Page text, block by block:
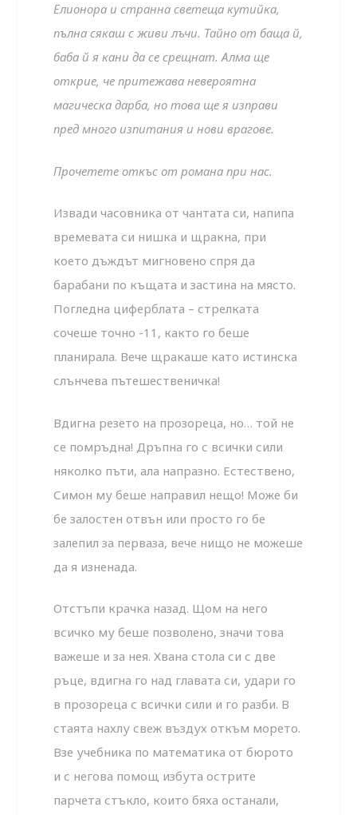
Елионора и странна светеща кутийка,
пълна сякаш с живи лъчи. Тайно от баща й,
баба й я кани да се срещнат. Алма ще
открие, че притежава невероятна
магическа дарба, но това ще я изправи
пред много изпитания и нови врагове.
Прочетете откъс от романа при нас.
Извади часовника от чантата си, напипа
времевата си нишка и щракна, при
което дъждът мигновено спря да
барабани по къщата и застина на място.
Погледна циферблата – стрелката
сочеше точно -11, както го беше
планирала. Вече щракаше като истинска
слънчева пътешественичка!
Вдигна резето на прозореца, но… той не
се помръдна! Дръпна го с всички сили
няколко пъти, ала напразно. Естествено,
Симон му беше направил нещо! Може би
бе залостен отвън или просто го бе
залепил за перваза, вече нищо не можеше
да я изненада.
Отстъпи крачка назад. Щом на него
всичко му беше позволено, значи това
важеше и за нея. Хвана стола си с две
ръце, вдигна го над главата си, удари го
в прозореца с всички сили и го разби. В
стаята нахлу свеж въздух откъм морето.
Взе учебника по математика от бюрото
и с негова помощ избута острите
парчета стъкло, които бяха останали,